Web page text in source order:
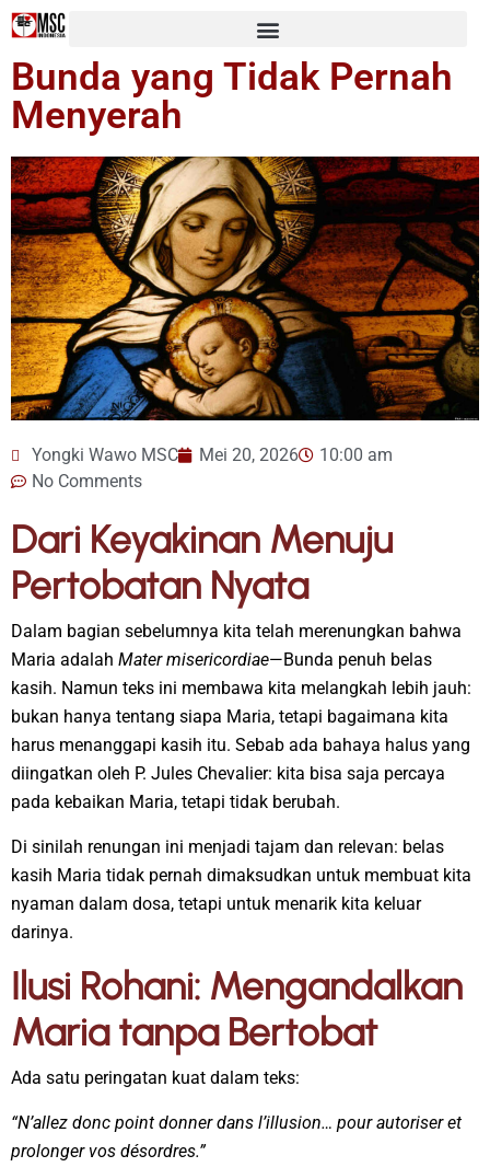
Bunda yang Tidak Pernah
Menyerah
Yongki Wawo MSC Mei 20, 2026
10:00 am
No Comments
Dari Keyakinan Menuju
Pertobatan Nyata
Dalam bagian sebelumnya kita telah merenungkan bahwa
Maria adalah Mater misericordiae—Bunda penuh belas
kasih. Namun teks ini membawa kita melangkah lebih jauh:
bukan hanya tentang siapa Maria, tetapi bagaimana kita
harus menanggapi kasih itu. Sebab ada bahaya halus yang
diingatkan oleh P. Jules Chevalier: kita bisa saja percaya
pada kebaikan Maria, tetapi tidak berubah.
Di sinilah renungan ini menjadi tajam dan relevan: belas
kasih Maria tidak pernah dimaksudkan untuk membuat kita
nyaman dalam dosa, tetapi untuk menarik kita keluar
darinya.
Ilusi Rohani: Mengandalkan
Maria tanpa Bertobat
Ada satu peringatan kuat dalam teks:
“N’allez donc point donner dans l’illusion… pour autoriser et
prolonger vos désordres.”